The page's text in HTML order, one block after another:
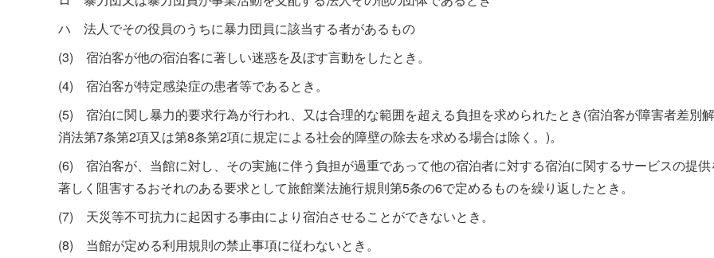
ハ 法人でその役員のうちに暴力団員に該当する者があるもの
(3) 宿泊客が他の宿泊客に著しい迷惑を及ぼす言動をしたとき。
(4) 宿泊客が特定感染症の患者等であるとき。
(5) 宿泊に関し暴力的要求行為が行われ、又は合理的な範囲を超える負担を求められたとき(宿泊客が障害者差別解
消法第7条第2項又は第8条第2項に規定による社会的障壁の除去を求める場合は除く。)。
(6) 宿泊客が、当館に対し、その実施に伴う負担が過重であって他の宿泊者に対する宿泊に関するサービスの提供
著しく阻害するおそれのある要求として旅館業法施行規則第5条の6で定めるものを繰り返したとき。
(7) 天災等不可抗力に起因する事由により宿泊させることができないとき。
(8) 当館が定める利用規則の禁止事項に従わないとき。